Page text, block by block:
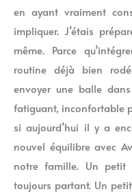
en ayant vraiment
impliquer. J’étais
même. Parce
routine déjà bien
envoyer une balle
fatiguant, inconfortable
si aujourd’hui il y a
nouvel équilibre avec
notre famille. Un
toujours partant. Un